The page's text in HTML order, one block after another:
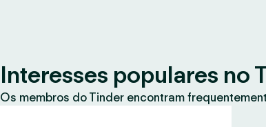
Interesses populares no
Os membros do Tinder encontram